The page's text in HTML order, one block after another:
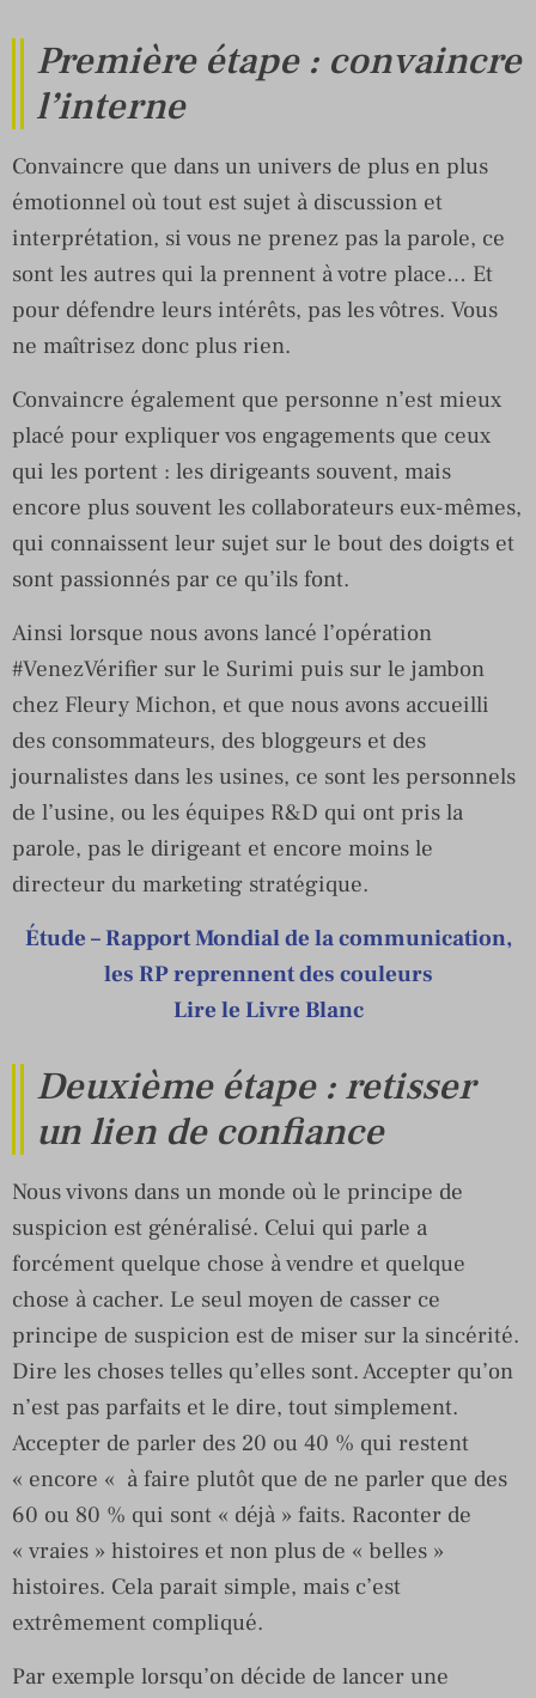
Première étape : convaincre
l’interne
Convaincre que dans un univers de plus en plus
émotionnel où tout est sujet à discussion et
interprétation, si vous ne prenez pas la parole, ce
sont les autres qui la prennent à votre place… Et
pour défendre leurs intérêts, pas les vôtres. Vous
ne maîtrisez donc plus rien.
Convaincre également que personne n’est mieux
placé pour expliquer vos engagements que ceux
qui les portent : les dirigeants souvent, mais
encore plus souvent les collaborateurs eux-mêmes,
qui connaissent leur sujet sur le bout des doigts et
sont passionnés par ce qu’ils font.
Ainsi lorsque nous avons lancé l’opération
#VenezVérifier sur le Surimi puis sur le jambon
chez Fleury Michon, et que nous avons accueilli
des consommateurs, des bloggeurs et des
journalistes dans les usines, ce sont les personnels
de l’usine, ou les équipes R&D qui ont pris la
parole, pas le dirigeant et encore moins le
directeur du marketing stratégique.
Étude – Rapport Mondial de la communication,
les RP reprennent des couleurs
Lire le Livre Blanc
Deuxième étape : retisser
un lien de confiance
Nous vivons dans un monde où le principe de
suspicion est généralisé. Celui qui parle a
forcément quelque chose à vendre et quelque
chose à cacher. Le seul moyen de casser ce
principe de suspicion est de miser sur la sincérité.
Dire les choses telles qu’elles sont. Accepter qu’on
n’est pas parfaits et le dire, tout simplement.
Accepter de parler des 20 ou 40 % qui restent
« encore « à faire plutôt que de ne parler que des
60 ou 80 % qui sont « déjà » faits. Raconter de
« vraies » histoires et non plus de « belles »
histoires. Cela parait simple, mais c’est
extrêmement compliqué.
Par exemple lorsqu’on décide de lancer une